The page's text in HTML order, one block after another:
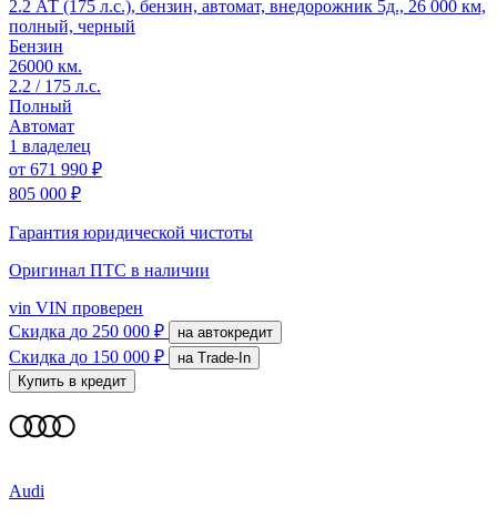
2.2 АТ (175 л.с.), бензин, автомат, внедорожник 5д., 26 000 км,
полный, черный
Бензин
26000 км.
2.2 / 175 л.с.
Полный
Автомат
1 владелец
от 671 990 ₽
805 000 ₽
Гарантия юридической чистоты
Оригинал ПТС в наличии
vin VIN проверен
Скидка до 250 000 ₽ на автокредит
Скидка до 150 000 ₽
на Trade-In
Купить в кредит
Audi